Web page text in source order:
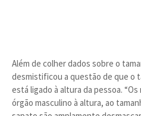
Além de colher dados sobre o
desmistificou a questão de que o
está ligado à altura da pessoa.
órgão masculino à altura, ao